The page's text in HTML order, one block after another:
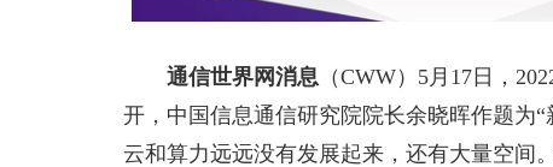
通信世界网消息 （CWW） 5月17日，
开，中国信息通信研究院院长余晓晖作题为
云和算力远远没有发展起来，还有大量空间